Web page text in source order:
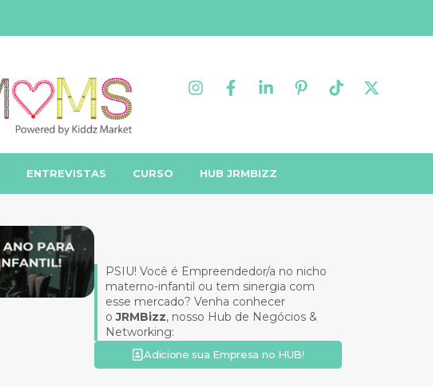
ENTREVISTAS CURSO HUB JRMBIZZ
PSIU! Você é Empreendedor/a no nicho
materno-infantil ou tem sinergia com
esse mercado? Venha conhecer
oJRMBizz, nosso Hub de Negócios &
Networking:
Adicione sua Empresa no HUB!